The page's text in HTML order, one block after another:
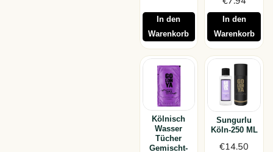
In den
Warenkorb
In den
Warenkorb
Kölnisch
Wasser
Tücher
Gemischt-
Sungurlu
Köln-250 ML
€14.50